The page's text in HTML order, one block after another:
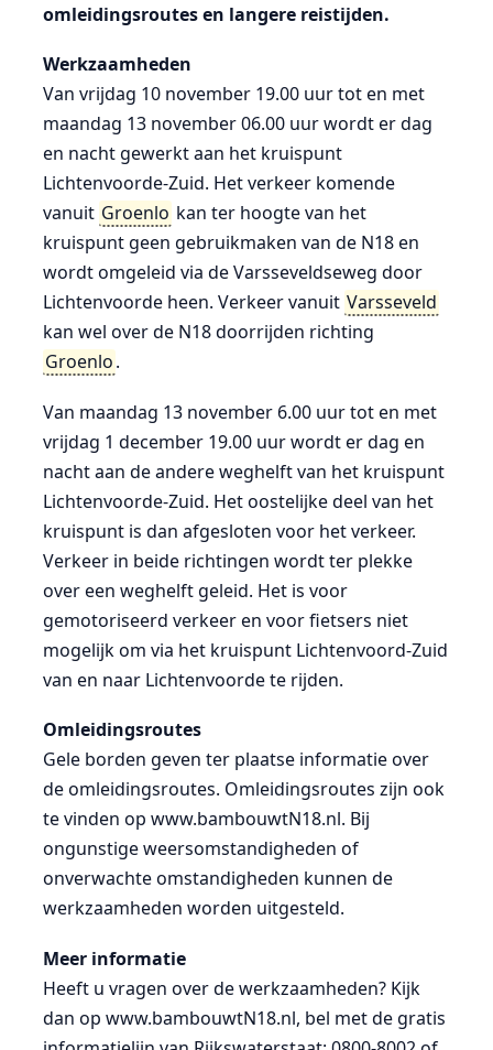
omleidingsroutes en langere reistijden.
Werkzaamheden
Van vrijdag 10 november 19.00 uur tot en met
maandag 13 november 06.00 uur wordt er dag
en nacht gewerkt aan het kruispunt
Lichtenvoorde-Zuid. Het verkeer komende
vanuit Groenlo kan ter hoogte van het
kruispunt geen gebruikmaken van de N18 en
wordt omgeleid via de Varsseveldseweg door
Lichtenvoorde heen. Verkeer vanuit Varsseveld
kan wel over de N18 doorrijden richting
Groenlo.
Van maandag 13 november 6.00 uur tot en met
vrijdag 1 december 19.00 uur wordt er dag en
nacht aan de andere weghelft van het kruispunt
Lichtenvoorde-Zuid. Het oostelijke deel van het
kruispunt is dan afgesloten voor het verkeer.
Verkeer in beide richtingen wordt ter plekke
over een weghelft geleid. Het is voor
gemotoriseerd verkeer en voor fietsers niet
mogelijk om via het kruispunt Lichtenvoord-Zuid
van en naar Lichtenvoorde te rijden.
Omleidingsroutes
Gele borden geven ter plaatse informatie over
de omleidingsroutes. Omleidingsroutes zijn ook
te vinden op www.bambouwtN18.nl. Bij
ongunstige weersomstandigheden of
onverwachte omstandigheden kunnen de
werkzaamheden worden uitgesteld.
Meer informatie
Heeft u vragen over de werkzaamheden? Kijk
dan op www.bambouwtN18.nl, bel met de gratis